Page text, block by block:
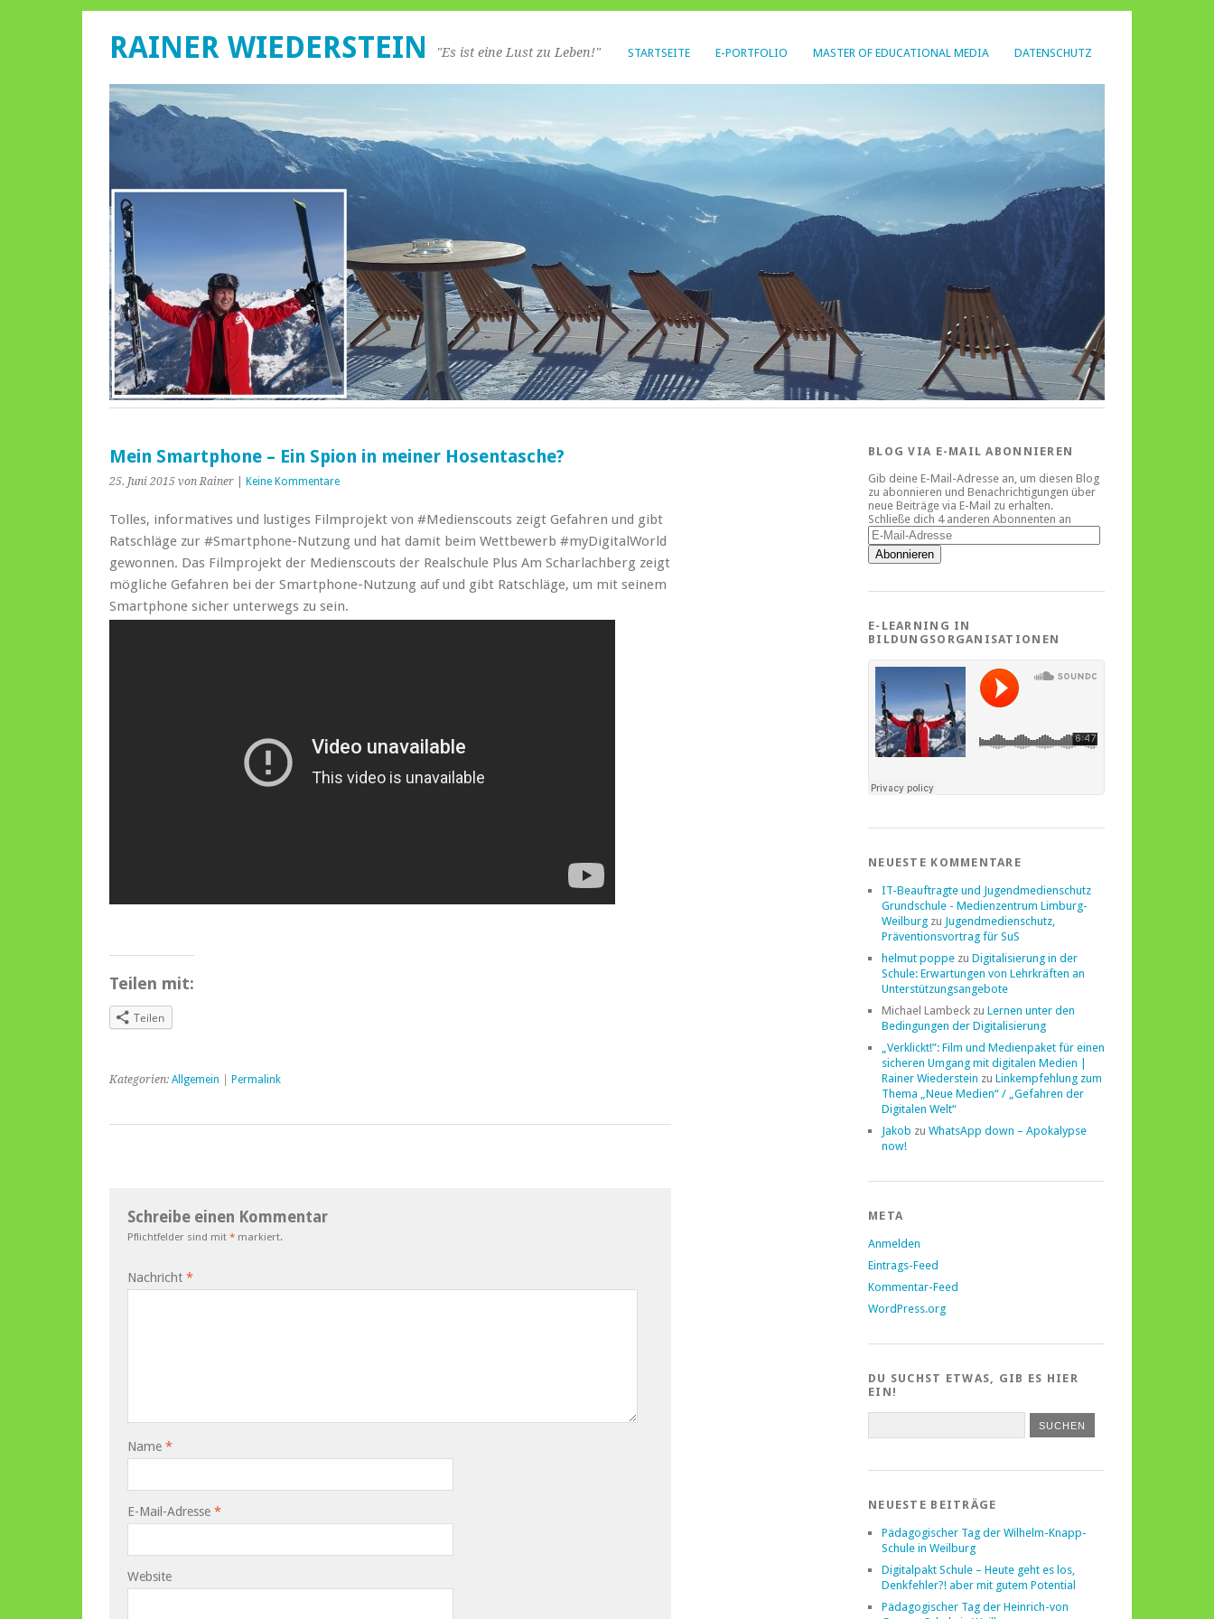
STARTSEITE E-PORTFOLIO MASTER OF EDUCATIONAL MEDIA DATENSCHUTZ
RAINER WIEDERSTEIN "Es ist eine Lust zu Leben!"
Mein Smartphone – Ein Spion in meiner Hosentasche?
25. Juni 2015 von Rainer Keine Kommentare
Tolles, informatives und lustiges Filmprojekt von ‪#‎Medienscouts‬ zeigt Gefahren und gibt
Ratschläge zur ‪#‎Smartphone‬-Nutzung und hat damit beim Wettbewerb ‪#‎myDigitalWorld‬
gewonnen. Das Filmprojekt der Medienscouts der Realschule Plus Am Scharlachberg zeigt
mögliche Gefahren bei der Smartphone-Nutzung auf und gibt Ratschläge, um mit seinem
Smartphone sicher unterwegs zu sein.
Teilen mit:
Teilen
Kategorien: Allgemein Permalink
Schreibe einen Kommentar
Pflichtfelder sind mit * markiert.
Nachricht *
Name *
E-Mail-Adresse *
Website
BLOG VIA E-MAIL ABONNIEREN
Gib deine E-Mail-Adresse an, um diesen Blog
zu abonnieren und Benachrichtigungen über
neue Beiträge via E-Mail zu erhalten.
Schließe dich 4 anderen Abonnenten an
E-
Mail-
Adresse
Abonnieren
E-LEARNING IN
BILDUNGSORGANISATIONEN
NEUESTE KOMMENTARE
IT-Beauftragte und Jugendmedienschutz
Grundschule - Medienzentrum Limburg-
Weilburg zu Jugendmedienschutz,
Präventionsvortrag für SuS
helmut poppe zu Digitalisierung in der
Schule: Erwartungen von Lehrkräften an
Unterstützungsangebote
Michael Lambeck zu Lernen unter den
Bedingungen der Digitalisierung
„Verklickt!”: Film und Medienpaket für einen
sicheren Umgang mit digitalen Medien |
Rainer Wiederstein zu Linkempfehlung zum
Thema „Neue Medien“ / „Gefahren der
Digitalen Welt“
Jakob zu WhatsApp down – Apokalypse
now!
META
Anmelden
Eintrags-Feed
Kommentar-Feed
WordPress.org
DU SUCHST ETWAS, GIB ES HIER
EIN!
NEUESTE BEITRÄGE
Pädagogischer Tag der Wilhelm-Knapp-
Schule in Weilburg
Digitalpakt Schule – Heute geht es los,
Denkfehler?! aber mit gutem Potential
Pädagogischer Tag der Heinrich-von